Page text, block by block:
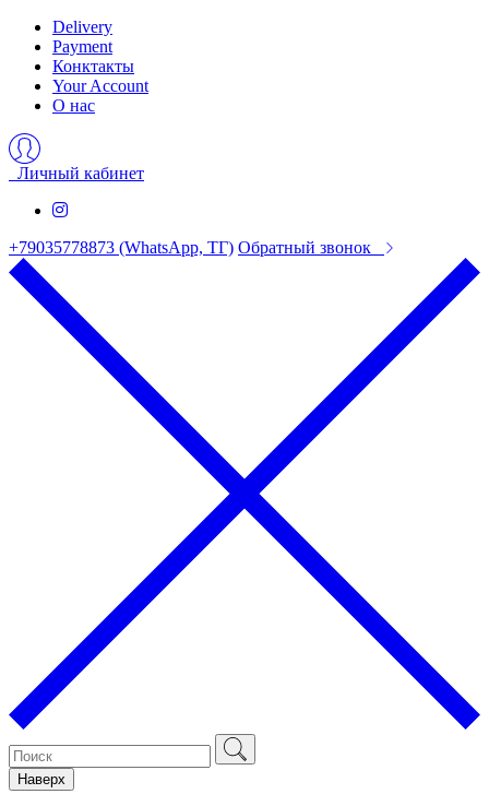
Delivery
Payment
Конктакты
Your Account
О нас
Личный кабинет
+79035778873 (WhatsApp, ТГ) Обратный звонок
Наверх